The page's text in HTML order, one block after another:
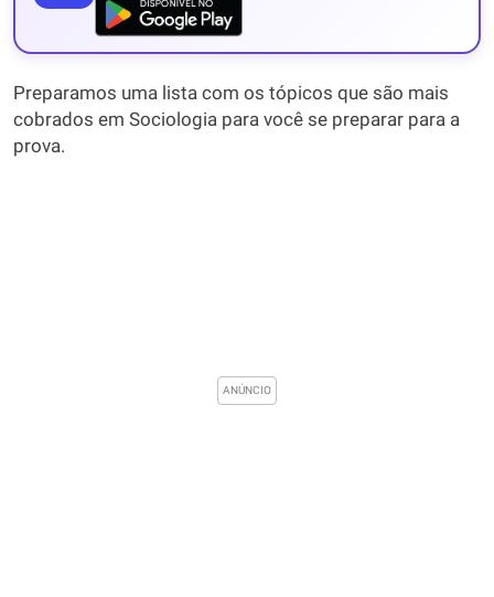
Preparamos uma lista com os tópicos que são mais
cobrados em Sociologia para você se preparar para a
prova.